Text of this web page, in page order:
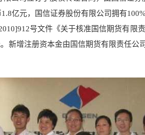
亿元，国信证券股份有限公司拥有
号文件《关于核准国信期货有限
新增注册资本金由国信期货有限责任公